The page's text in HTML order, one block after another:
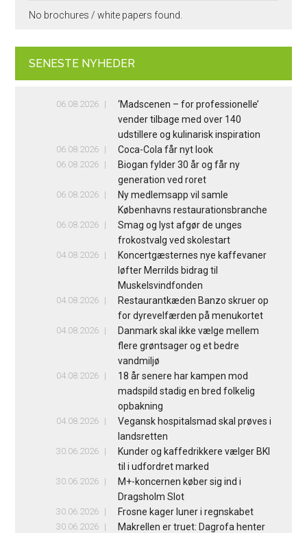
No brochures / white papers found.
SENESTE NYHEDER
06.08.2026
‘Madscenen – for professionelle’
vender tilbage med over 140
udstillere og kulinarisk inspiration
06.08.2026 Coca-Cola får nyt look
06.08.2026
Biogan fylder 30 år og får ny
generation ved roret
06.08.2026
Ny medlemsapp vil samle
Københavns restaurationsbranche
06.08.2026
Smag og lyst afgør de unges
frokostvalg ved skolestart
04.08.2026
Koncertgæsternes nye kaffevaner
løfter Merrilds bidrag til
Muskelsvindfonden
04.08.2026
Restaurantkæden Banzo skruer op
for dyrevelfærden på menukortet
04.08.2026
Danmark skal ikke vælge mellem
flere grøntsager og et bedre
vandmiljø
04.08.2026
18 år senere har kampen mod
madspild stadig en bred folkelig
opbakning
04.08.2026
Vegansk hospitalsmad skal prøves i
landsretten
30.06.2026
Kunder og kaffedrikkere vælger BKI
til i udfordret marked
30.06.2026
M+-koncernen køber sig ind i
Dragsholm Slot
30.06.2026 Frosne kager luner i regnskabet
30.06.2026
Makrellen er truet: Dagrofa henter